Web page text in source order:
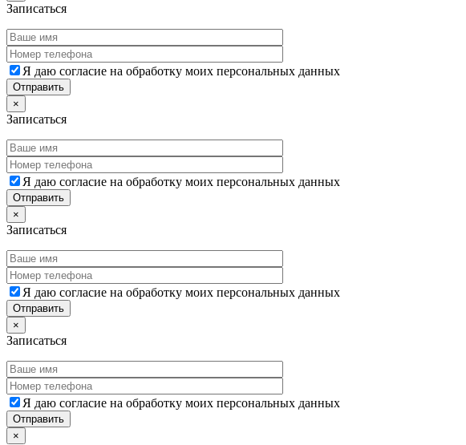
Записаться
Я даю согласие на обработку моих персональных данных
×
Записаться
Я даю согласие на обработку моих персональных данных
×
Записаться
Я даю согласие на обработку моих персональных данных
×
Записаться
Я даю согласие на обработку моих персональных данных
×